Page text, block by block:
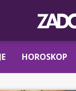
HOROSKOP